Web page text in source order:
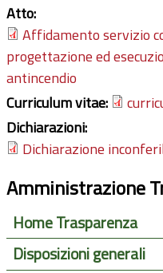
Atto:
Affidamento servizio
progettazione ed
antincendio
Curriculum vitae:
Dichiarazioni:
Dichiarazione
Amministrazione
Home Trasparenza
Disposizioni generali